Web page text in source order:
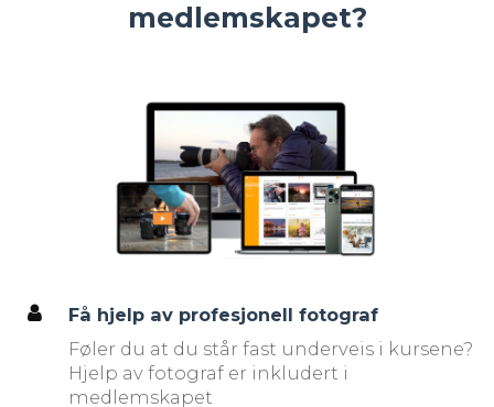
medlemskapet?
Få hjelp av profesjonell fotograf
Føler du at du står fast underveis i kursene?
Hjelp av fotograf er inkludert i
medlemskapet